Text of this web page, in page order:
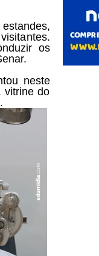
os
neste
vitrine do